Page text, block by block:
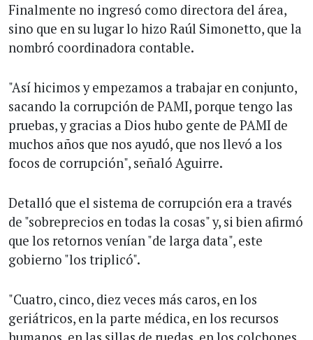
Finalmente no ingresó como directora del área,
sino que en su lugar lo hizo Raúl Simonetto, que la
nombró coordinadora contable.
"Así hicimos y empezamos a trabajar en conjunto,
sacando la corrupción de PAMI, porque tengo las
pruebas, y gracias a Dios hubo gente de PAMI de
muchos años que nos ayudó, que nos llevó a los
focos de corrupción", señaló Aguirre.
Detalló que el sistema de corrupción era a través
de "sobreprecios en todas la cosas" y, si bien afirmó
que los retornos venían "de larga data", este
gobierno "los triplicó".
"Cuatro, cinco, diez veces más caros, en los
geriátricos, en la parte médica, en los recursos